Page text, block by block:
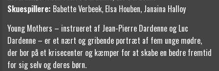
Skuespillere: Babette Verbeek, Elsa Houben, Janaina Halloy
Young Mothers – instrueret af Jean-Pierre Dardenne og Luc
Dardenne – er et nært og gribende portræt af fem unge mødre,
der bor på et krisecenter og kæmper for at skabe en bedre fremtid
for sig selv og deres børn.